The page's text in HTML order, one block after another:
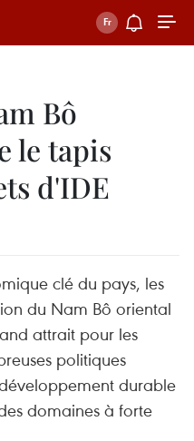
Bô
le tapis
d'IDE
clé du pays, les
du Nam Bô oriental
attrait pour les
politiques
durable
domaines à forte